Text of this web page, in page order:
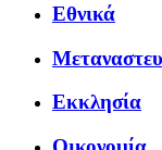
Εθνικά
Εκκλησία